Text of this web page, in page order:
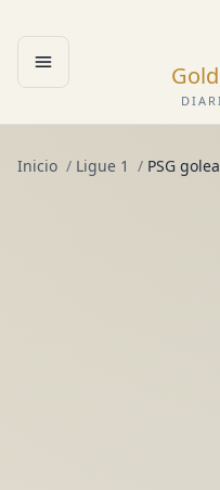
Abrir menú
Inicio / Ligue 1 / PSG